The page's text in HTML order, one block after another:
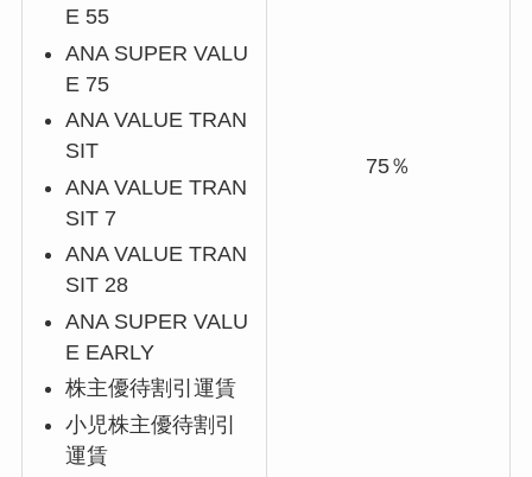
E 55
ANA SUPER VALU
E 75
ANA VALUE TRAN
SIT
ANA VALUE TRAN
SIT 7
ANA VALUE TRAN
SIT 28
ANA SUPER VALU
E EARLY
株主優待割引運賃
小児株主優待割引
運賃
75％